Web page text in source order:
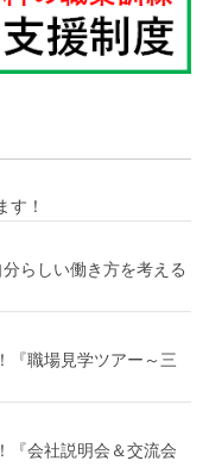
す！
らしい働き方を考える
『職場見学ツアー～三
『会社説明会＆交流会